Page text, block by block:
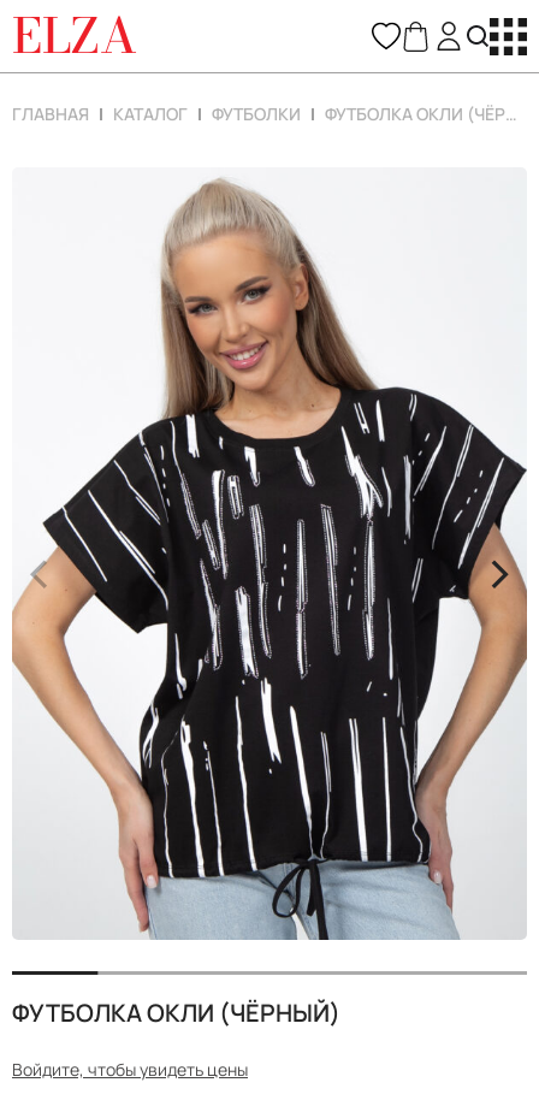
ELZA
ГЛАВНАЯ КАТАЛОГ ФУТБОЛКИ ФУТБОЛКА ОКЛИ (ЧЁРНЫЙ)
< >
ФУТБОЛКА ОКЛИ (ЧЁРНЫЙ)
Войдите, чтобы увидеть цены